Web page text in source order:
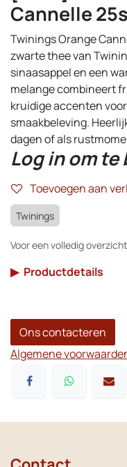
Cannelle
Twinings Orange
zwarte thee van
sinaasappel en een
melange combineert
kruidige accenten
smaakbeleving.
dagen of als
Log in om
Toevoegen aan
Twinings
Voor een volledig
▶ Productdetails
Ons contacteren
Algemene